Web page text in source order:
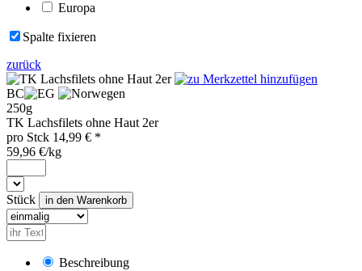
Europa
Spalte fixieren
zurück
BC
250g
TK Lachsfilets ohne Haut 2er
pro Stck 14,99 € *
59,96 €/kg
Stück
Beschreibung